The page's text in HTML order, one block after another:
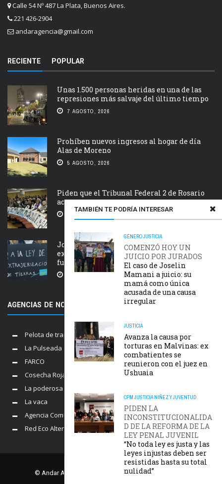
TAMBIÉN TE PODRÍA INTERESAR
GÉNEROJUSTICIA
COMENZÓ HOY UN
JUICIO POR JURADOS
El caso de Joselin
Mamani a juicio: su
mamá como única
acusada de una causa
irregular
JUSTICIA
Avanza la causa por
torturas en Malvinas: ex
combatientes se
reunieron con el juez en
Ushuaia
CPM JUSTICIA NIÑEZ Y JUVENTUD
PIDEN LA
INCONSTITUCIONALIDA
D DE LA REFORMA DE LA
LEY PENAL JUVENIL
“No toda ley es justa y las
leyes injustas deben ser
resistidas hasta su total
nulidad”
Calle 54 Nº 487 La Plata, Buenos Aires.
221 426-2904
andaragencia@gmail.com
RECIENTE POPULAR
Unas 1.500 personas heridas en una de las
represiones más salvaje del último tiempo
7 AGOSTO, 2026
Prohíben nuevos ingresos al hogar de día
Alas de Moreno
5 AGOSTO, 2026
Piden que el Tribunal Federal 2 de Rosario
acelere el juicio Saint Amant IV
Jornada nacional en rechazo a la
extranjerización de tierras, manejo del
fuego y desalojos
AGENCIAS DE NOTICIAS AMIGAS
Pelota de trapo
La Pulseada
FARCO
Cosecha Roja
La poderosa
La vaca
Agencia Comunica
Red Eco Alternativo
© Andar Agencia. Comisión Provincial por la Memoria